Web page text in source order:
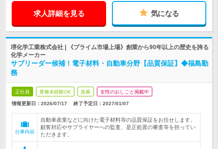
求人詳細を見る 気になる
堺化学工業株式会社 | 《プライム市場上場》創業から90年以上の歴史を誇る
化学メーカー
サブリーダー候補！電子材料・自動車分野【品質保証】◆福島勤
務
正社員 業種未経験OK 急募 女性のおしごと掲載中
情報更新日：2026/07/17 終了予定日： 2027/01/07
仕事内容
自動車産業などに向けた電子材料等の品質保証をお任せします。
顧客対応やサプライヤーへの監査、是正処置の審査等を担ってい
ただきます。